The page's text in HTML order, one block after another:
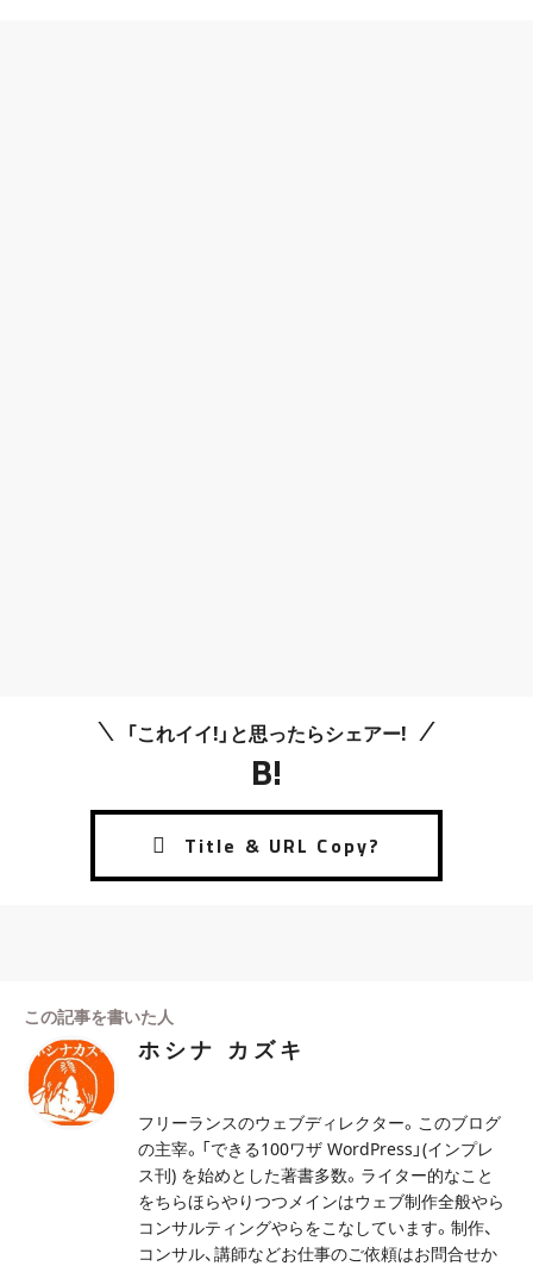
「これイイ!」と思ったらシェアー!
B!
この記事を書いた人
ホシナ カズキ
フリーランスのウェブディレクター。このブログ
の主宰。「できる100ワザ WordPress」(インプレ
ス刊) を始めとした著書多数。ライター的なこと
をちらほらやりつつメインはウェブ制作全般やら
コンサルティングやらをこなしています。制作、
コンサル、講師などお仕事のご依頼はお問合せか